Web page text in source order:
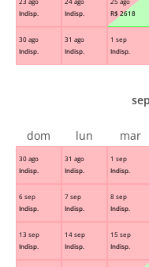
Indisp.
Indisp.
R$ 2618
30 ago
Indisp.
31 ago
Indisp.
1 sep
Indisp.
30 ago
Indisp.
31 ago
Indisp.
1 sep
Indisp.
6 sep
Indisp.
7 sep
Indisp.
8 sep
Indisp.
13 sep
Indisp.
14 sep
Indisp.
15 sep
Indisp.
dom lun mar